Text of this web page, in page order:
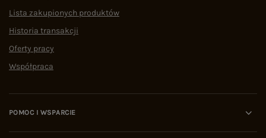
Lista zakupionych produktów
Historia transakcji
Oferty pracy
Współpraca
POMOC I WSPARCIE